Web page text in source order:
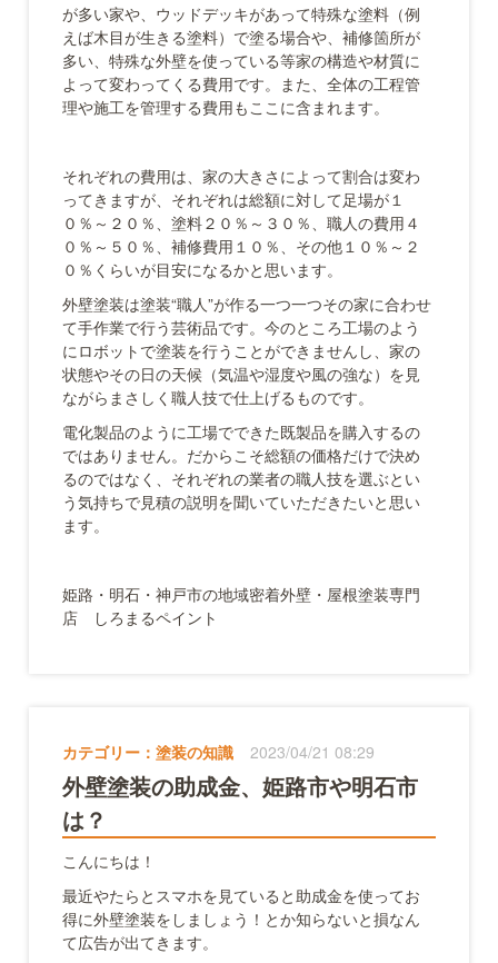
が多い家や、ウッドデッキがあって特殊な塗料（例
えば木目が生きる塗料）で塗る場合や、補修箇所が
多い、特殊な外壁を使っている等家の構造や材質に
よって変わってくる費用です。また、全体の工程管
理や施工を管理する費用もここに含まれます。
それぞれの費用は、家の大きさによって割合は変わ
ってきますが、それぞれは総額に対して足場が１
０％～２０％、塗料２０％～３０％、職人の費用４
０％～５０％、補修費用１０％、その他１０％～２
０％くらいが目安になるかと思います。
外壁塗装は塗装“職人”が作る一つ一つその家に合わせ
て手作業で行う芸術品です。今のところ工場のよう
にロボットで塗装を行うことができませんし、家の
状態やその日の天候（気温や湿度や風の強な）を見
ながらまさしく職人技で仕上げるものです。
電化製品のように工場でできた既製品を購入するの
ではありません。だからこそ総額の価格だけで決め
るのではなく、それぞれの業者の職人技を選ぶとい
う気持ちで見積の説明を聞いていただきたいと思い
ます。
姫路・明石・神戸市の地域密着外壁・屋根塗装専門
店 しろまるペイント
カテゴリー：塗装の知識 2023/04/21 08:29
外壁塗装の助成金、姫路市や明石市
は？
こんにちは！
最近やたらとスマホを見ていると助成金を使ってお
得に外壁塗装をしましょう！とか知らないと損なん
て広告が出てきます。